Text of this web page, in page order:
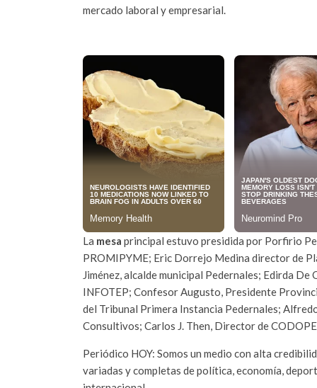
mercado laboral y empresarial.
La mesa principal estuvo presidida por Porfirio
PROMIPYME; Eric Dorrejo Medina director de
Jiménez, alcalde municipal Pedernales; Edirda
INFOTEP; Confesor Augusto, Presidente
del Tribunal Primera Instancia Pedernales;
Consultivos; Carlos J. Then, Director de
Periódico HOY: Somos un medio con alta
variadas y completas de política, economía,